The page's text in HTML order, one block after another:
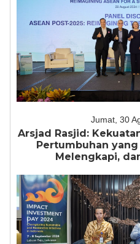
Jumat, 30
Arsjad Rasjid:
Pertumbuhan
Melengkapi,